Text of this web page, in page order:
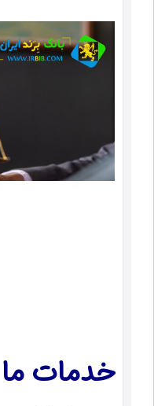
خدمات ما